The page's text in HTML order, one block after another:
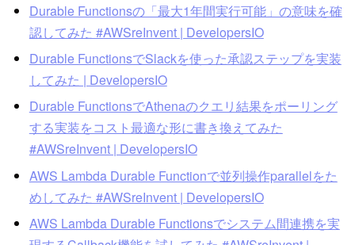
Durable Functionsの「最大1年間実行可能」の意味を確
認してみた #AWSreInvent | DevelopersIO
Durable FunctionsでSlackを使った承認ステップを実装
してみた | DevelopersIO
Durable FunctionsでAthenaのクエリ結果をポーリング
する実装をコスト最適な形に書き換えてみた
#AWSreInvent | DevelopersIO
AWS Lambda Durable Functionで並列操作parallelをた
めしてみた #AWSreInvent | DevelopersIO
AWS Lambda Durable Functionsでシステム間連携を実